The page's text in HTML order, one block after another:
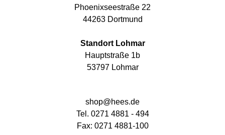
Phoenixseestraße 22
44263 Dortmund
Standort Lohmar
Hauptstraße 1b
53797 Lohmar
shop@hees.de
Tel. 0271 4881 - 494
Fax: 0271 4881-100